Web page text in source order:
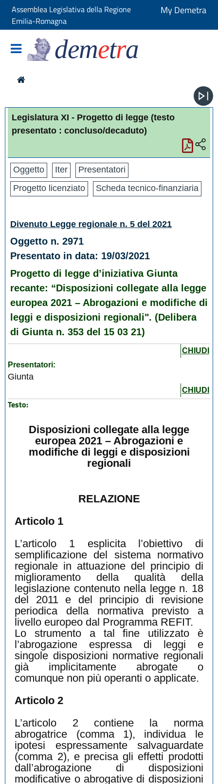
Assemblea Legislativa della Regione
Emilia-Romagna
My Demetra
demetra
Legislatura XI - Progetto di legge (testo
presentato : concluso/decaduto)
Oggetto Iter
Presentatori
Progetto licenziato
Scheda tecnico-finanziaria
Divenuto Legge regionale n. 5 del 2021
Oggetto n. 2971
Presentato in data: 19/03/2021
Progetto di legge d’iniziativa Giunta
recante: “Disposizioni collegate alla legge
europea 2021 – Abrogazioni e modifiche di
leggi e disposizioni regionali". (Delibera
di Giunta n. 353 del 15 03 21)
CHIUDI
Presentatori:
Giunta
CHIUDI
Testo:
Disposizioni collegate alla legge
europea 2021 – Abrogazioni e
modifiche di leggi e disposizioni
regionali
RELAZIONE
Articolo 1
L’articolo 1 esplicita l’obiettivo di
semplificazione del sistema normativo
regionale in attuazione del principio di
miglioramento della qualità della
legislazione contenuto nella legge n. 18
del 2011 e del principio di revisione
periodica della normativa previsto a
livello europeo dal Programma REFIT.
Lo strumento a tal fine utilizzato è
l’abrogazione espressa di leggi e
singole disposizioni normative regionali
già implicitamente abrogate o
comunque non più operanti o applicate.
Articolo 2
L’articolo 2 contiene la norma
abrogatrice (comma 1), individua le
ipotesi espressamente salvaguardate
(comma 2), e precisa gli effetti prodotti
dall’abrogazione di disposizioni
modificative o abrogative di disposizioni